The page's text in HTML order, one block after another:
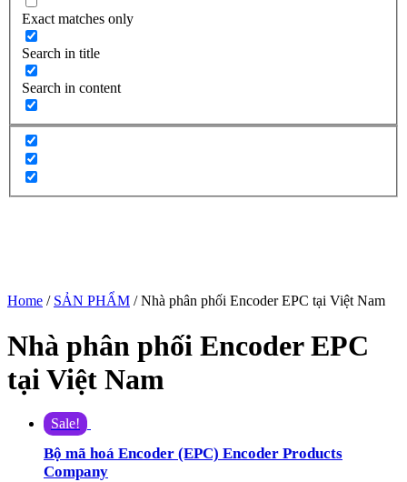
Exact matches only
Search in title
Search in content
Home / SẢN PHẨM / Nhà phân phối Encoder EPC tại Việt Nam
Nhà phân phối Encoder EPC
tại Việt Nam
Sale!
Bộ mã hoá Encoder (EPC) Encoder Products
Company